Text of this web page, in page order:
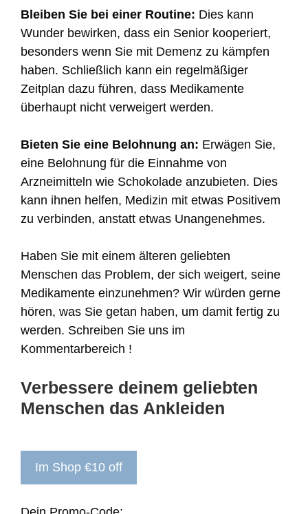
Bleiben Sie bei einer Routine: Dies kann
Wunder bewirken, dass ein Senior kooperiert,
besonders wenn Sie mit Demenz zu kämpfen
haben. Schließlich kann ein regelmäßiger
Zeitplan dazu führen, dass Medikamente
überhaupt nicht verweigert werden.
Bieten Sie eine Belohnung an: Erwägen Sie,
eine Belohnung für die Einnahme von
Arzneimitteln wie Schokolade anzubieten. Dies
kann ihnen helfen, Medizin mit etwas Positivem
zu verbinden, anstatt etwas Unangenehmes.
Haben Sie mit einem älteren geliebten
Menschen das Problem, der sich weigert, seine
Medikamente einzunehmen? Wir würden gerne
hören, was Sie getan haben, um damit fertig zu
werden. Schreiben Sie uns im
Kommentarbereich !
Verbessere deinem geliebten
Menschen das Ankleiden
Im Shop €10 off